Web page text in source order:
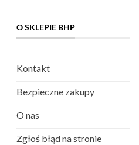
O SKLEPIE BHP
Kontakt
Bezpieczne zakupy
O nas
Zgłoś błąd na stronie